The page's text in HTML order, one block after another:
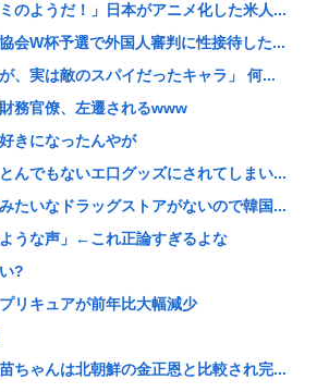
かれた日本 韓国からは「領土問題」...
国人民と連帯して戦おー！悪政高市を...
は日本の下町が開発したゴミをエネル...
クが青い！こんなの食えない！」
清水良太郎さんとの“過去の因縁”を...
藤慎二被告の判決を堀江貴文さんが予...
に向けてミサイル発射
的なSNS投稿”で習近平ブチギレ...
ぶりに「誰かわからん」「いつの間に...
メリカでヒューマノイドロボットが家...
バックドア、外部から完全制御のお...
ネ車で国境越えたら遠隔操作で30時...
のようだ！」日本がアニメ化した米人...
会W杯予選で外国人審判に性接待した...
、実は敵のスパイだったキャラ」 何...
務官僚、左遷されるwww
きになったんやが
んでもないエ口グッズにされてしまい...
たいなドラッグストアがないので韓国...
うな声」←これ正論すぎるよな
?
リキュアが前年比大幅減少
ちゃんは北朝鮮の金正恩と比較され完...